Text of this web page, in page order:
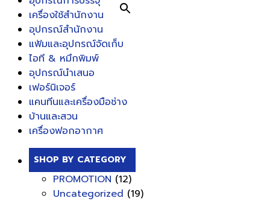
เครื่องใช้สำนักงาน
อุปกรณ์สำนักงาน
แฟ้มและอุปกรณ์จัดเก็บ
ไอที & หมึกพิมพ์
อุปกรณ์นำเสนอ
เฟอร์นิเจอร์
แคนทีนและเครื่องมือช่าง
บ้านและสวน
เครื่องฟอกอากาศ
SHOP BY CATEGORY
PROMOTION (12)
Uncategorized (19)